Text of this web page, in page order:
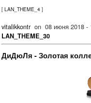
[ LAN_THEME_4 ]
vitalikkontron 08 июня 2018 -
LAN_THEME_30
ДиДюЛя - Золотая